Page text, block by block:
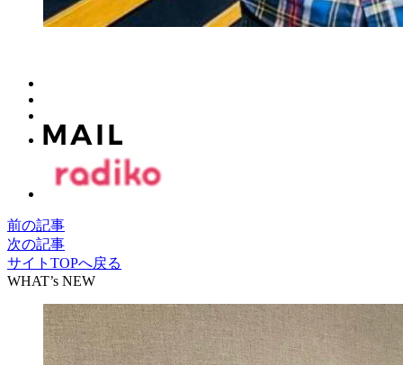
前の記事
次の記事
サイトTOPへ戻る
WHAT’s NEW